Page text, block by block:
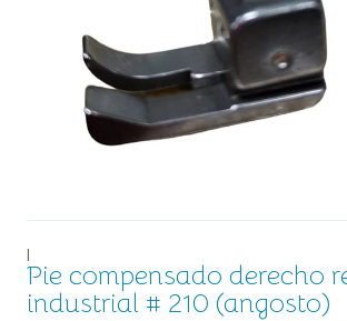
|
Pie compensado derecho
industrial # 210 (angosto)